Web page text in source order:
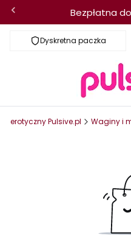
Bezpłatna
Dyskretna paczka
erotyczny Pulsive.pl Waginy i